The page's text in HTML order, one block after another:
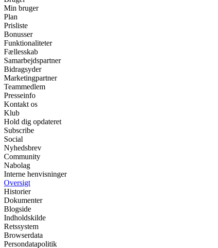
Min bruger
Plan
Prisliste
Bonusser
Funktionaliteter
Fællesskab
Samarbejdspartner
Bidragsyder
Marketingpartner
Teammedlem
Presseinfo
Kontakt os
Klub
Hold dig opdateret
Subscribe
Social
Nyhedsbrev
Community
Nabolag
Interne henvisninger
Oversigt
Historier
Dokumenter
Blogside
Indholdskilde
Retssystem
Browserdata
Persondatapolitik